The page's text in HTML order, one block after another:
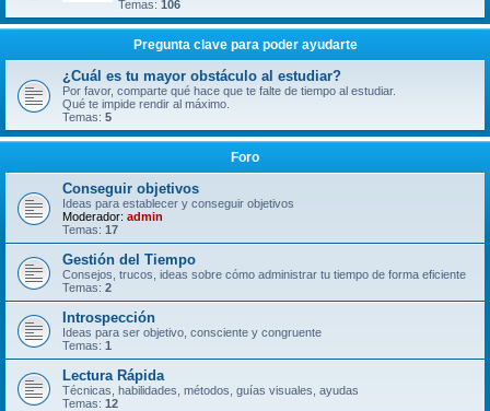
Temas: 106
Pregunta clave para poder ayudarte
¿Cuál es tu mayor obstáculo al estudiar?
Por favor, comparte qué hace que te falte de tiempo al estudiar.
Qué te impide rendir al máximo.
Temas: 5
Foro
Conseguir objetivos
Ideas para establecer y conseguir objetivos
Moderador: admin
Temas: 17
Gestión del Tiempo
Consejos, trucos, ideas sobre cómo administrar tu tiempo de forma eficiente
Temas: 2
Introspección
Ideas para ser objetivo, consciente y congruente
Temas: 1
Lectura Rápida
Técnicas, habilidades, métodos, guías visuales, ayudas
Temas: 12